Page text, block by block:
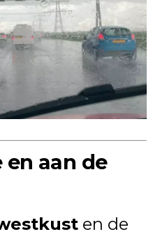
en aan de
en de